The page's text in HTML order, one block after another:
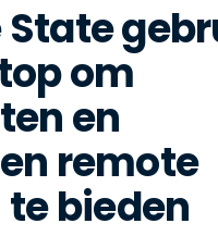
om
en
remote
bieden